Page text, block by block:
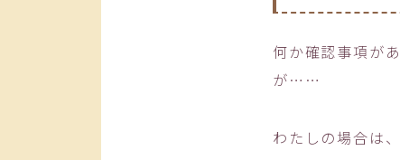
何か確認事項が
が……
わたしの場合は